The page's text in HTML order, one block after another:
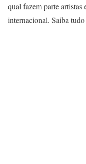
qual fazem parte artistas
internacional. Saiba tudo